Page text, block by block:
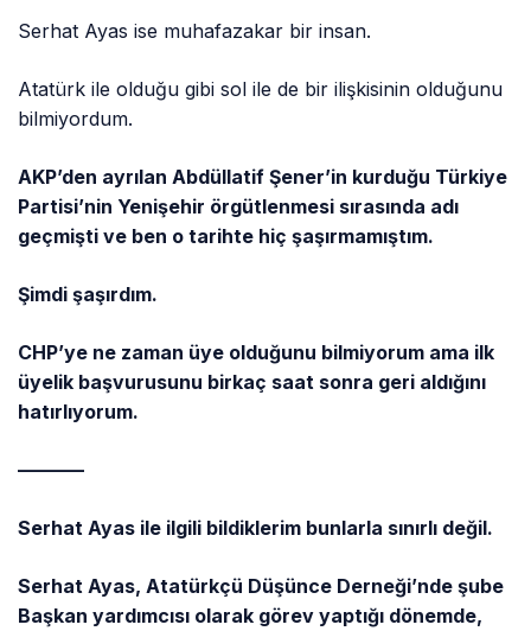
Serhat Ayas ise muhafazakar bir insan.
Atatürk ile olduğu gibi sol ile de bir ilişkisinin olduğunu
bilmiyordum.
AKP’den ayrılan Abdüllatif Şener’in kurduğu Türkiye
Partisi’nin Yenişehir örgütlenmesi sırasında adı
geçmişti ve ben o tarihte hiç şaşırmamıştım.
Şimdi şaşırdım.
CHP’ye ne zaman üye olduğunu bilmiyorum ama ilk
üyelik başvurusunu birkaç saat sonra geri aldığını
hatırlıyorum.
———–
Serhat Ayas ile ilgili bildiklerim bunlarla sınırlı değil.
Serhat Ayas, Atatürkçü Düşünce Derneği’nde şube
Başkan yardımcısı olarak görev yaptığı dönemde,